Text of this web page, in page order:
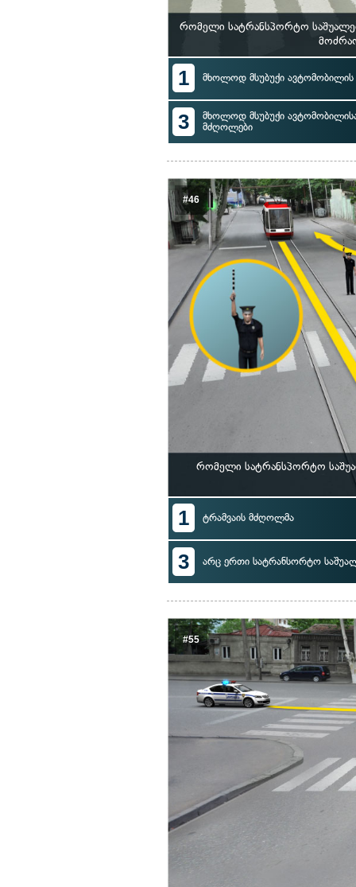
რომელი სატრანსპორტო
1 მხოლოდ მსუბუქი
3
მხოლოდ მსუბუქი
მძღოლები
#46
რომელი სატრანსპორტო
1 ტრამვაის მძღოლმა
3 არც ერთი სატრანსორტო
#55